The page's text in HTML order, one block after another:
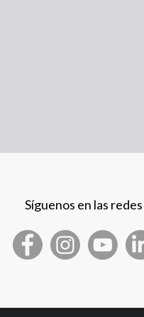
Síguenos en las redes